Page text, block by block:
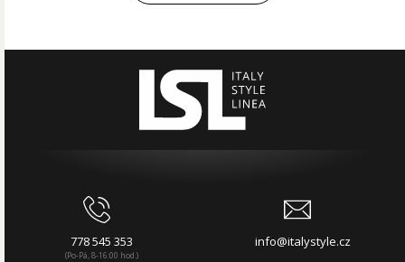
778 545 353
(Po-Pá, 8-16:00 hod.)
info@italystyle.cz